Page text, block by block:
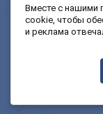
Моя школа
Вместе с нашими
cookie, чтобы
и реклама